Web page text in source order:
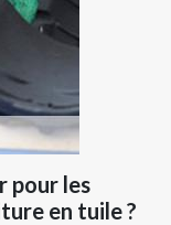
pour les
en tuile ?